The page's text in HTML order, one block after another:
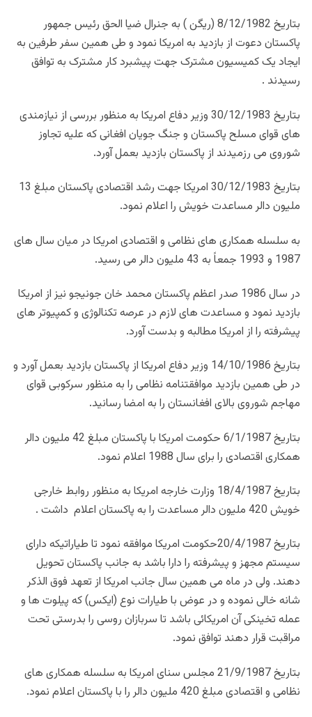
بتاریخ 8/12/1982 (ریگن ) به جنرال ضیا الحق رئیس جمهور
پاکستان دعوت از بازدید به امریکا نمود و طی همین سفر طرفین به
ایجاد یک کمیسیون مشترک جهت پیشبرد کار مشترک به توافق
رسیدند .
بتاریخ 30/12/1983 وزیر دفاع امریکا به منظور بررسی از نیازمندی
های قوای مسلح پاکستان و جنگ جویان افغانی که علیه تجاوز
شوروی می رزمیدند از پاکستان بازدید بعمل آورد.
بتاریخ 30/12/1983 امریکا جهت رشد اقتصادی پاکستان مبلغ 13
ملیون دالر مساعدت خویش را اعلام نمود.
به سلسله همکاری های نظامی و اقتصادی امریکا در میان سال های
1987 و 1993 جمعاً به 43 ملیون دالر می رسید.
در سال 1986 صدر اعظم پاکستان محمد خان جونیجو نیز از امریکا
بازدید نمود و مساعدت های لازم در عرصه تکنالوژی و کمپیوتر های
پیشرفته را از امریکا مطالبه و بدست آورد.
بتاریخ 14/10/1986 وزیر دفاع امریکا از پاکستان بازدید بعمل آورد و
در طی همین بازدید موافقتنامه نظامی را به منظور سرکوبی قوای
مهاجم شوروی بالای افغانستان را به امضا رسانید.
بتاریخ 6/1/1987 حکومت امریکا با پاکستان مبلغ 42 ملیون دالر
همکاری اقتصادی را برای سال 1988 اعلام نمود.
بتاریخ 18/4/1987 وزارت خارجه امریکا به منظور روابط خارجی
خویش 420 ملیون دالر مساعدت را به پاکستان اعلام داشت .
بتاریخ 20/4/1987حکومت امریکا موافقه نمود تا طیاراتیکه دارای
سیستم مجهز و پیشرفته را دارا باشد به جانب پاکستان تحویل
دهند. ولی در ماه می همین سال جانب امریکا از تعهد فوق الذکر
شانه خالی نموده و در عوض با طیارات نوع (ایکس) که پیلوت ها و
عمله تخینکی آن امریکائی باشد تا سربازان روسی را بدرستی تحت
مراقبت قرار دهند توافق نمود.
بتاریخ 21/9/1987 مجلس سنای امریکا به سلسله همکاری های
نظامی و اقتصادی مبلغ 420 ملیون دالر را با پاکستان اعلام نمود.